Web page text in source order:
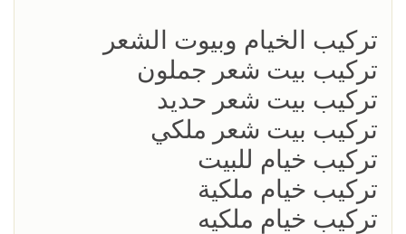
تركيب الخيام وبيوت الشعر
تركيب بيت شعر جملون
تركيب بيت شعر حديد
تركيب بيت شعر ملكي
تركيب خيام للبيت
تركيب خيام ملكية
تركيب خيام ملكيه